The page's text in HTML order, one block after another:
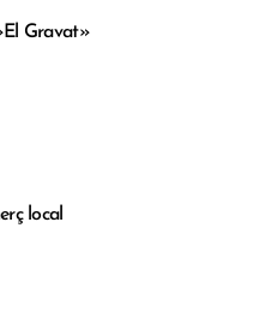
Gravat»
local